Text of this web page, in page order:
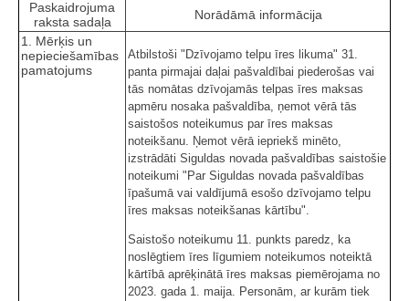
Paskaidrojuma
raksta sadaļa
Norādāmā informācija
1. Mērķis un
nepieciešamības
pamatojums
Atbilstoši "Dzīvojamo telpu īres likuma" 31.
panta pirmajai daļai pašvaldībai piederošas vai
tās nomātas dzīvojamās telpas īres maksas
apmēru nosaka pašvaldība, ņemot vērā tās
saistošos noteikumus par īres maksas
noteikšanu. Ņemot vērā iepriekš minēto,
izstrādāti Siguldas novada pašvaldības saistošie
noteikumi "Par Siguldas novada pašvaldības
īpašumā vai valdījumā esošo dzīvojamo telpu
īres maksas noteikšanas kārtību".
Saistošo noteikumu 11. punkts paredz, ka
noslēgtiem īres līgumiem noteikumos noteiktā
kārtībā aprēķinātā īres maksas piemērojama no
2023. gada 1. maija. Personām, ar kurām tiek